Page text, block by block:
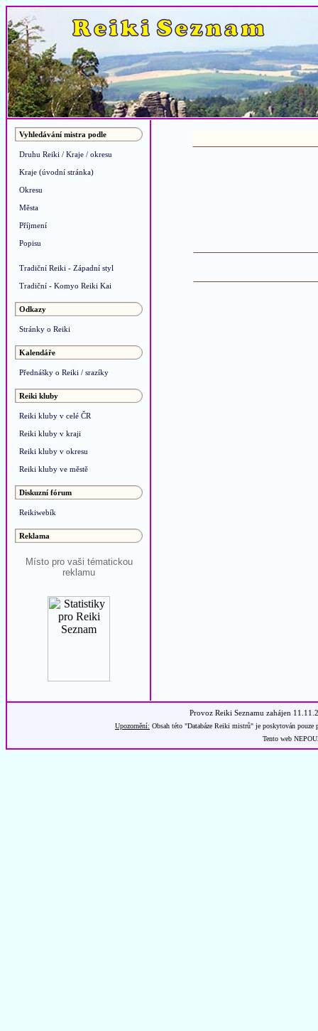
Vyhledávání mistra podle
Druhu Reiki / Kraje / okresu
Kraje (úvodní stránka)
Okresu
Města
Příjmení
Popisu
Tradiční Reiki - Západní styl
Tradiční - Komyo Reiki Kai
Odkazy
Stránky o Reiki
Kalendáře
Přednášky o Reiki / srazíky
Reiki kluby
Reiki kluby v celé ČR
Reiki kluby v kraji
Reiki kluby v okresu
Reiki kluby ve městě
Diskuzní fórum
Reikiwebík
Reklama
Místo pro vaši tématickou
reklamu
Provoz Reiki Seznamu zahájen
Upozornění: Obsah této "Databáze Reiki mistrů" je poskytován
Tento web